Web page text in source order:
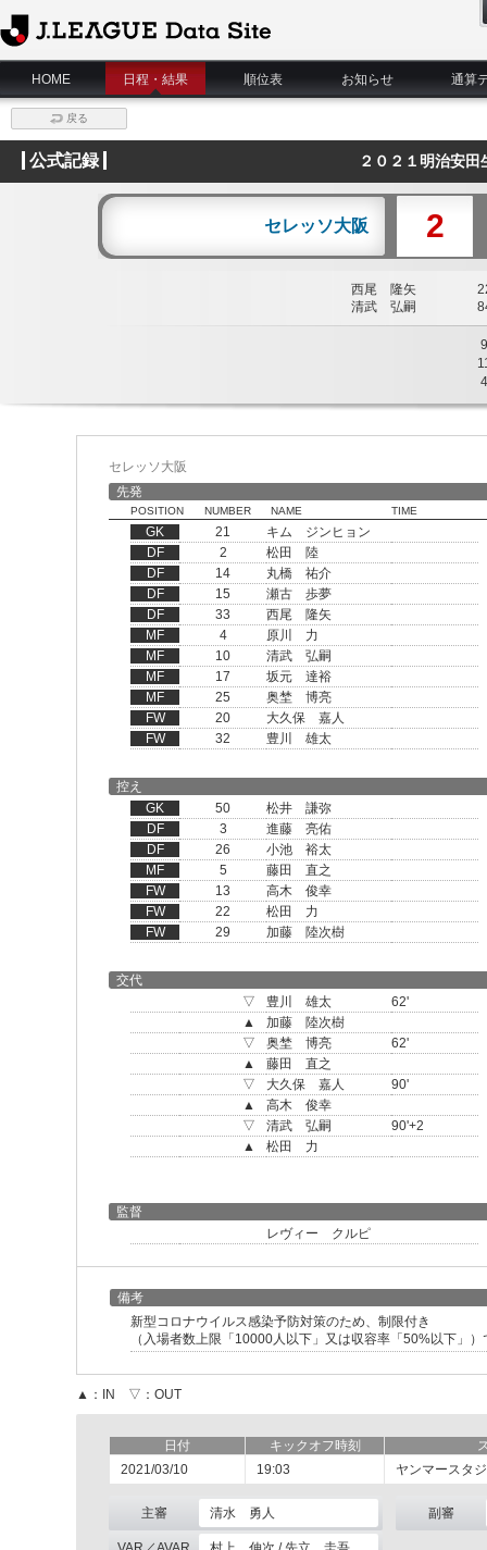
J.League Data Site
HOME
日程・結果 順位表 お知らせ 通算
戻る
公式記録 ２０２１明治安
セレッソ大阪 2
西尾 隆矢
清武 弘嗣
9
4
セレッソ大阪
先発
POSITION NUMBER NAME TIME
GK 21
キム ジンヒョン
DF
2
松田 陸
DF
14
丸橋 祐介
DF
15
瀬古 歩夢
DF
33
西尾 隆矢
MF
4
原川 力
MF
10
清武 弘嗣
MF
17
坂元 達裕
MF
25
奥埜 博亮
FW
20
大久保 嘉人
FW
32 豊川 雄太
控え
GK
50
松井 謙弥
DF
3
進藤 亮佑
DF
26
小池 裕太
MF
5
藤田 直之
FW
13
高木 俊幸
FW
22
松田 力
FW
29 加藤 陸次樹
交代
▽
豊川 雄太
62'
▲
加藤 陸次樹
▽
奥埜 博亮
62'
▲
藤田 直之
▽
大久保 嘉人
90'
▲
高木 俊幸
▽
清武 弘嗣
90'+2
▲
松田 力
監督
レヴィー クルピ
備考
新型コロナウイルス感染予防対策のため、制限付き
（入場者数上限「10000人以下」又は収容率「50%以下」
▲：IN ▽：OUT
日付 キックオフ時刻
2021/03/10
19:03 ヤンマースタ
主審 清水 勇人 副審